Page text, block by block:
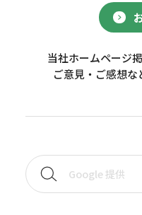
当社ホームページ
ご意見・ご感想な